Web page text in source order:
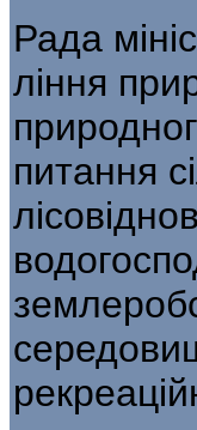
Рада
ління
питання